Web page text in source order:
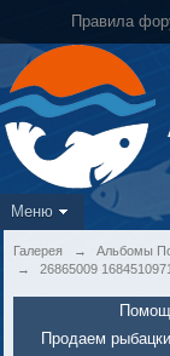
Правила
Меню
Галерея → Альбомы
→
26865009
Продаем